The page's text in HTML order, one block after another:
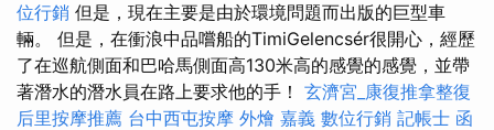
位行銷 但是，現在主要是由於環境問題而出版的巨型車
輛。 但是，在衝浪中品嚐船的TimiGelencsér很開心，經歷
了在巡航側面和巴哈馬側面高130米高的感覺的感覺，並帶
著潛水的潛水員在路上要求他的手！ 玄濟宮_康復推拿整復
后里按摩推薦 台中西屯按摩 外燴 嘉義 數位行銷 記帳士 函